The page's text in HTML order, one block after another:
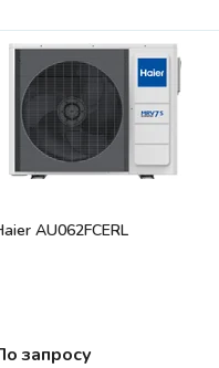
AU062FCERL
запросу